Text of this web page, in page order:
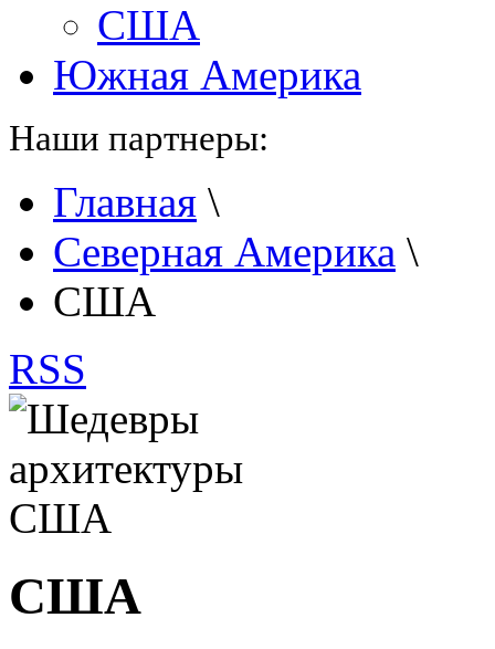
США
Южная Америка
Наши партнеры:
Главная \
Северная Америка \
США
RSS
США